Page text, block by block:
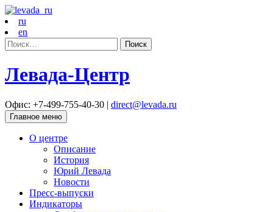
ru
en
Найти:
Левада-Центр
Офис: +7-499-755-40-30 | direct@levada.ru
Главное меню
О центре
Описание
История
Юрий Левада
Новости
Пресс-выпуски
Индикаторы